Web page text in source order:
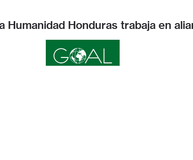
Humanidad Honduras trabaja en